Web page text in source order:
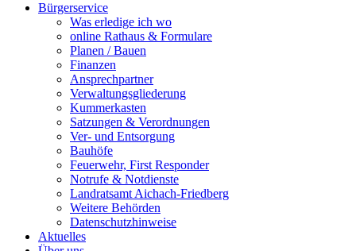
Bürgerservice
Was erledige ich wo
online Rathaus & Formulare
Planen / Bauen
Finanzen
Ansprechpartner
Verwaltungsgliederung
Kummerkasten
Satzungen & Verordnungen
Ver- und Entsorgung
Bauhöfe
Feuerwehr, First Responder
Notrufe & Notdienste
Landratsamt Aichach-Friedberg
Weitere Behörden
Datenschutzhinweise
Aktuelles